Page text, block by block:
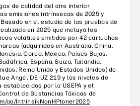
de calidad del aire interior
emisiones intrínsecas de 2025 y
en el estudio de las pruebas de
en 2025 que incluyó los
volátiles emitidos por 42 cartuchos
(adquiridos en Australia, China,
Corea, México, Países Bajos,
España, Suiza, Tailandia,
Reino Unido y Estados Unidos) de
Angel DE-UZ 219 y los niveles de
por la USEPA y el
de Sustancias Tóxicas de
go/IntrinsikNonHPtoner2025